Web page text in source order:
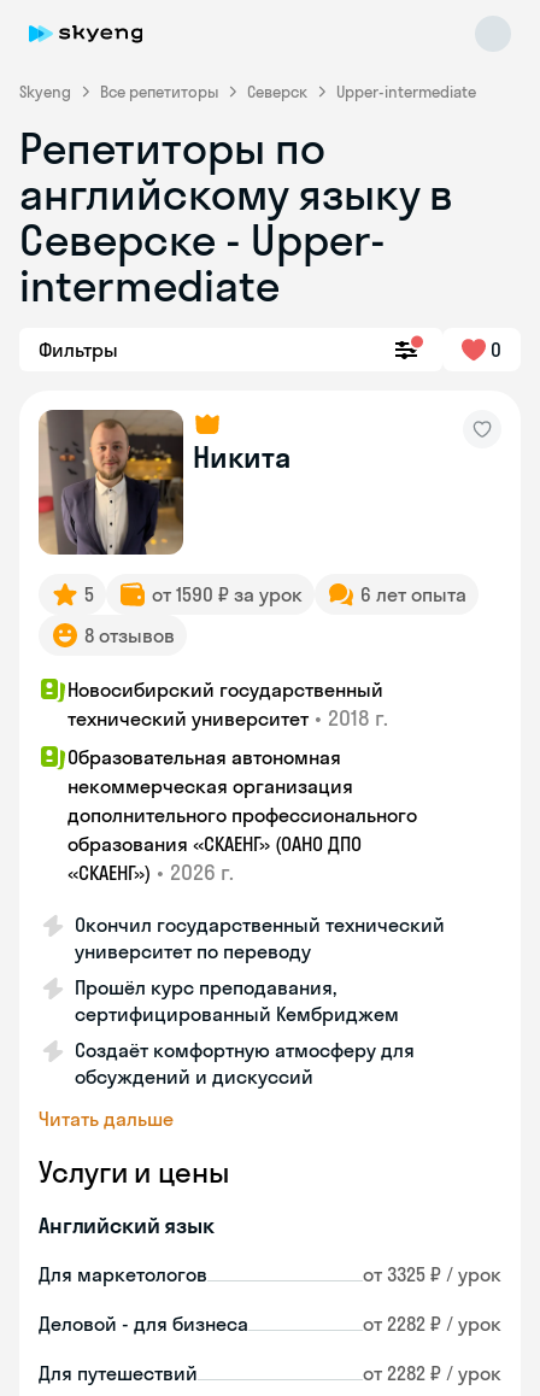
Skyeng Все репетиторы Северск Upper-intermediate
Репетиторы по
английскому языку в
Северске - Upper-
intermediate
Фильтры 0
Никита
5 от 1590 ₽ за урок
6 лет опыта
8 отзывов
Новосибирский государственный
технический университет • 2018 г.
Образовательная автономная
некоммерческая организация
дополнительного профессионального
образования «СКАЕНГ» (ОАНО ДПО
«СКАЕНГ») • 2026 г.
Окончил государственный технический
университет по переводу
Прошёл курс преподавания,
сертифицированный Кембриджем
Создаёт комфортную атмосферу для
обсуждений и дискуссий
Читать дальше
Услуги и цены
Английский язык
Для маркетологов от 3325 ₽ / урок
Деловой - для бизнеса от 2282 ₽ / урок
Для путешествий от 2282 ₽ / урок